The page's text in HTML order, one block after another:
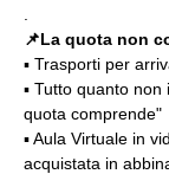
📌La quota non
▪️ Trasporti per
▪️ Tutto quanto non
quota comprende"
▪️ Aula Virtuale in
acquistata in